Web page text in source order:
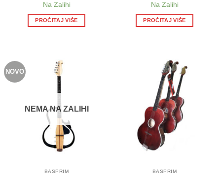
Na Zalihi
PROČITAJ VIŠE
Na Zalihi
PROČITAJ VIŠE
NOVO
NEMA NA ZALIHI
BASPRIM BASPRIM